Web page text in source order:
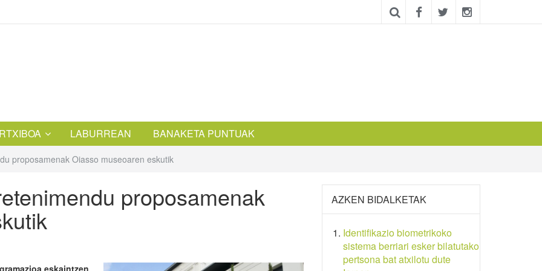
LABURREAN BANAKETA PUNTUAK
proposamenak Oiasso museoaren eskutik
proposamenak
eskaintzen
AZKEN BIDALKETAK
Identifikazio biometrikoko
sistema berriari esker bilatutako
pertsona bat atxilotu dute